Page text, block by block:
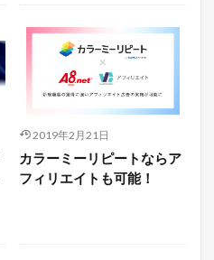
2019年2月21日
カラーミーリピートならア
フィリエイトも可能！